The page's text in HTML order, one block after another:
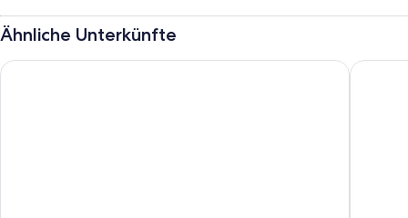
Ähnliche Unterkünfte
Country Inn & Suites by Radisson, Tallahassee-University Area,
Drury